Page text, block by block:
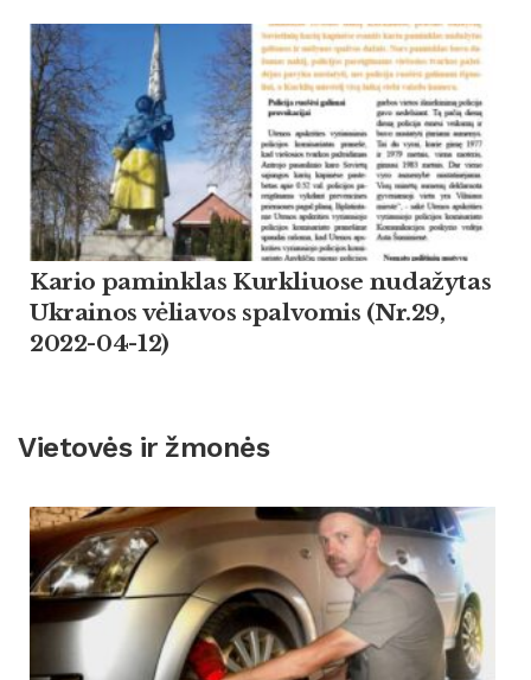
Kario paminklas Kurkliuose nudažytas
Ukrainos vėliavos spalvomis (Nr.29,
2022-04-12)
Vietovės ir žmonės